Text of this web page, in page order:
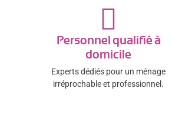
Personnel qualifié à
domicile
Experts dédiés pour un ménage
irréprochable et professionnel.